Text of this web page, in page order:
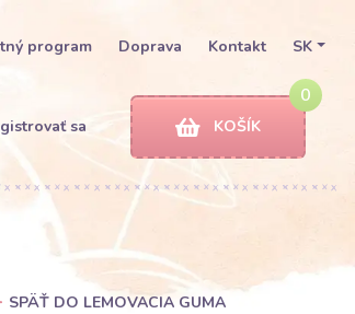
program Doprava Kontakt SK
sa
0
KOŠÍK
SPÄŤ DO LEMOVACIA GUMA